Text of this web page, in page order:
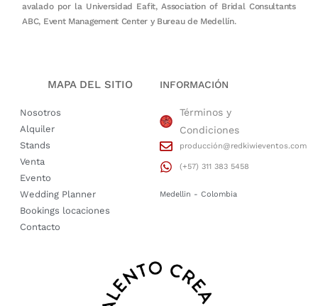
avalado por la Universidad Eafit, Association of Bridal Consultants
ABC, Event Management Center y Bureau de Medellín.
MAPA DEL SITIO
Nosotros
Alquiler
Stands
Venta
Evento
Wedding Planner
Bookings locaciones
Contacto
INFORMACIÓN
Términos y
Condiciones
producción@redkiwieventos.com
(+57) 311 383 5458
Medellin - Colombia